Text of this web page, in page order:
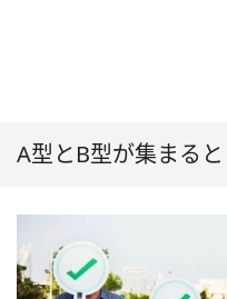
A型とB型が集まる